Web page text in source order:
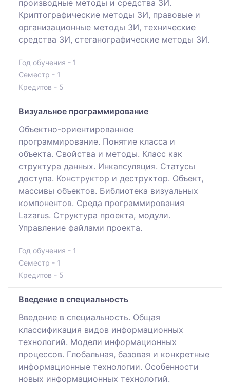
производные методы и средства ЗИ.
Криптографические методы ЗИ, правовые и
организационные методы ЗИ, технические
средства ЗИ, стеганографические методы ЗИ.
Год обучения - 1
Семестр - 1
Кредитов - 5
Визуальное программирование
Объектно-ориентированное
программирование. Понятие класса и
объекта. Свойства и методы. Класс как
структура данных. Инкапсуляция. Статусы
доступа. Конструктор и деструктор. Объект,
массивы объектов. Библиотека визуальных
компонентов. Среда программирования
Lazarus. Структура проекта, модули.
Управление файлами проекта.
Год обучения - 1
Семестр - 1
Кредитов - 5
Введение в специальность
Введение в специальность. Общая
классификация видов информационных
технологий. Модели информационных
процессов. Глобальная, базовая и конкретные
информационные технологии. Особенности
новых информационных технологий.